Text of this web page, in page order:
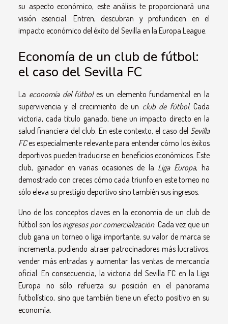
su aspecto económico, este análisis te proporcionará una
visión esencial. Entren, descubran y profundicen en el
impacto económico del éxito del Sevilla en la Europa League.
Economía de un club de fútbol:
el caso del Sevilla FC
La economía del fútboles un elemento fundamental en la
supervivencia y el crecimiento de un club de fútbol. Cada
victoria, cada título ganado, tiene un impacto directo en la
salud financiera del club. En este contexto, el caso del Sevilla
FCes especialmente relevante para entender cómo los éxitos
deportivos pueden traducirse en beneficios económicos. Este
club, ganador en varias ocasiones de la Liga Europa, ha
demostrado con creces cómo cada triunfo en este torneo no
sólo eleva su prestigio deportivo sino también sus ingresos.
Uno de los conceptos claves en la economía de un club de
fútbol son los ingresos por comercialización. Cada vez que un
club gana un torneo o liga importante, su valor de marca se
incrementa, pudiendo atraer patrocinadores más lucrativos,
vender más entradas y aumentar las ventas de mercancía
oficial. En consecuencia, la victoria del Sevilla FC en la Liga
Europa no sólo refuerza su posición en el panorama
futbolístico, sino que también tiene un efecto positivo en su
economía.